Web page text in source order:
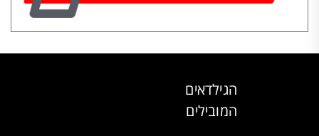
הגילדאים
המובילים